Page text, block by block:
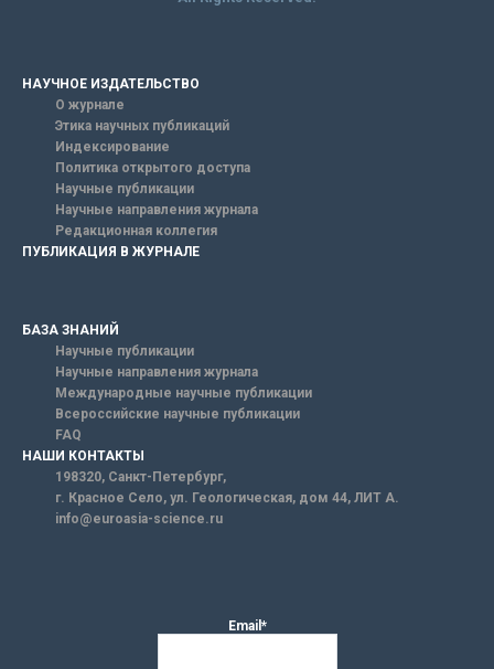
НАУЧНОЕ ИЗДАТЕЛЬСТВО
О журнале
Этика научных публикаций
Индексирование
Политика открытого доступа
Научные публикации
Научные направления журнала
Редакционная коллегия
ПУБЛИКАЦИЯ В ЖУРНАЛЕ
БАЗА ЗНАНИЙ
Научные публикации
Научные направления журнала
Международные научные публикации
Всероссийские научные публикации
FAQ
НАШИ КОНТАКТЫ
198320, Санкт-Петербург,
г. Красное Село, ул. Геологическая, дом 44, ЛИТ А.
info@euroasia-science.ru
Email*